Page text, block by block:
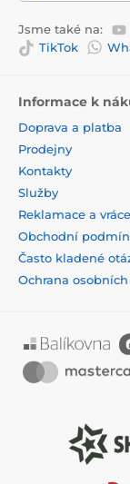
Jsme také na:
TikTok
Informace k
Doprava a platba
Prodejny
Kontakty
Služby
Reklamace a
Obchodní
Často kladené
Ochrana